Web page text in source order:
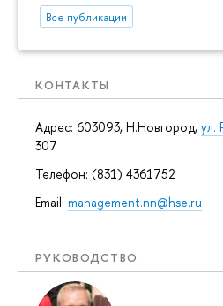
Все публикации
КОНТАКТЫ
Адрес: 603093, Н.Новгород, ул.
307
Телефон: (831) 4361752
Email: management.nn@hse.ru
РУКОВОДСТВО